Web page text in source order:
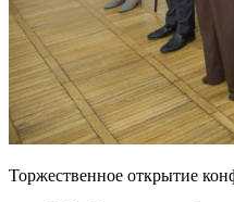
Торжественное открытие